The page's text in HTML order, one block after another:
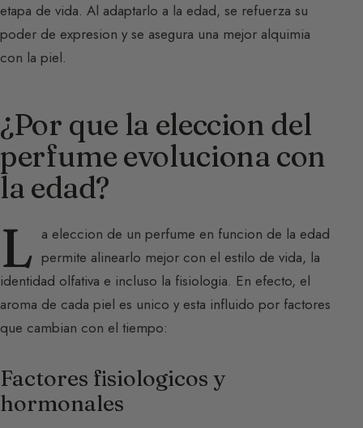
etapa de vida. Al adaptarlo a la edad, se refuerza su
poder de expresion y se asegura una mejor alquimia
con la piel.
¿Por que la eleccion del
perfume evoluciona con
la edad?
L a eleccion de un perfume en funcion de la edad
permite alinearlo mejor con el estilo de vida, la
identidad olfativa e incluso la fisiologia. En efecto, el
aroma de cada piel es unico y esta influido por factores
que cambian con el tiempo:
Factores fisiologicos y
hormonales